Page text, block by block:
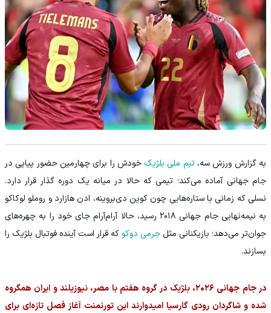
به گزارش ورزش سه،تیم ملی بلژیک خودش را برای چهارمین حضور پیاپی در
جام جهانی آماده می‌کند؛ تیمی که حالا در میانه یک دوره گذار قرار دارد.
نسلی که زمانی با ستاره‌هایی چون کوین دی‌بروینه، ادن هازارد و روملو لوکاکو
به نیمه‌نهایی جام جهانی ۲۰۱۸ رسید، حالا آرام‌آرام جای خود را به چهره‌های
جوان‌تر می‌دهد؛ بازیکنانی مثل جرمی دوکو که قرار است آینده فوتبال بلژیک را
بسازند.
در جام جهانی ۲۰۲۶، بلژیک در گروه هفتم با مصر، نیوزیلند و ایران همگروه
شده و شاگردان رودی گارسیا امیدوارند این تورنمنت آغاز فصل تازه‌ای برای